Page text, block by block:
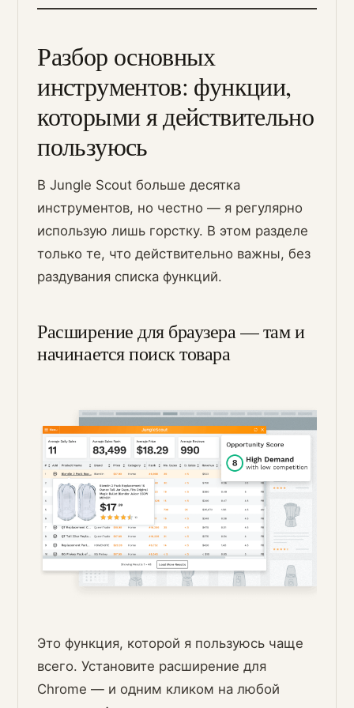
Разбор основных
инструментов: функции,
которыми я действительно
пользуюсь
В Jungle Scout больше десятка
инструментов, но честно — я регулярно
использую лишь горстку. В этом разделе
только те, что действительно важны, без
раздувания списка функций.
Расширение для браузера — там и
начинается поиск товара
Это функция, которой я пользуюсь чаще
всего. Установите расширение для
Chrome — и одним кликом на любой